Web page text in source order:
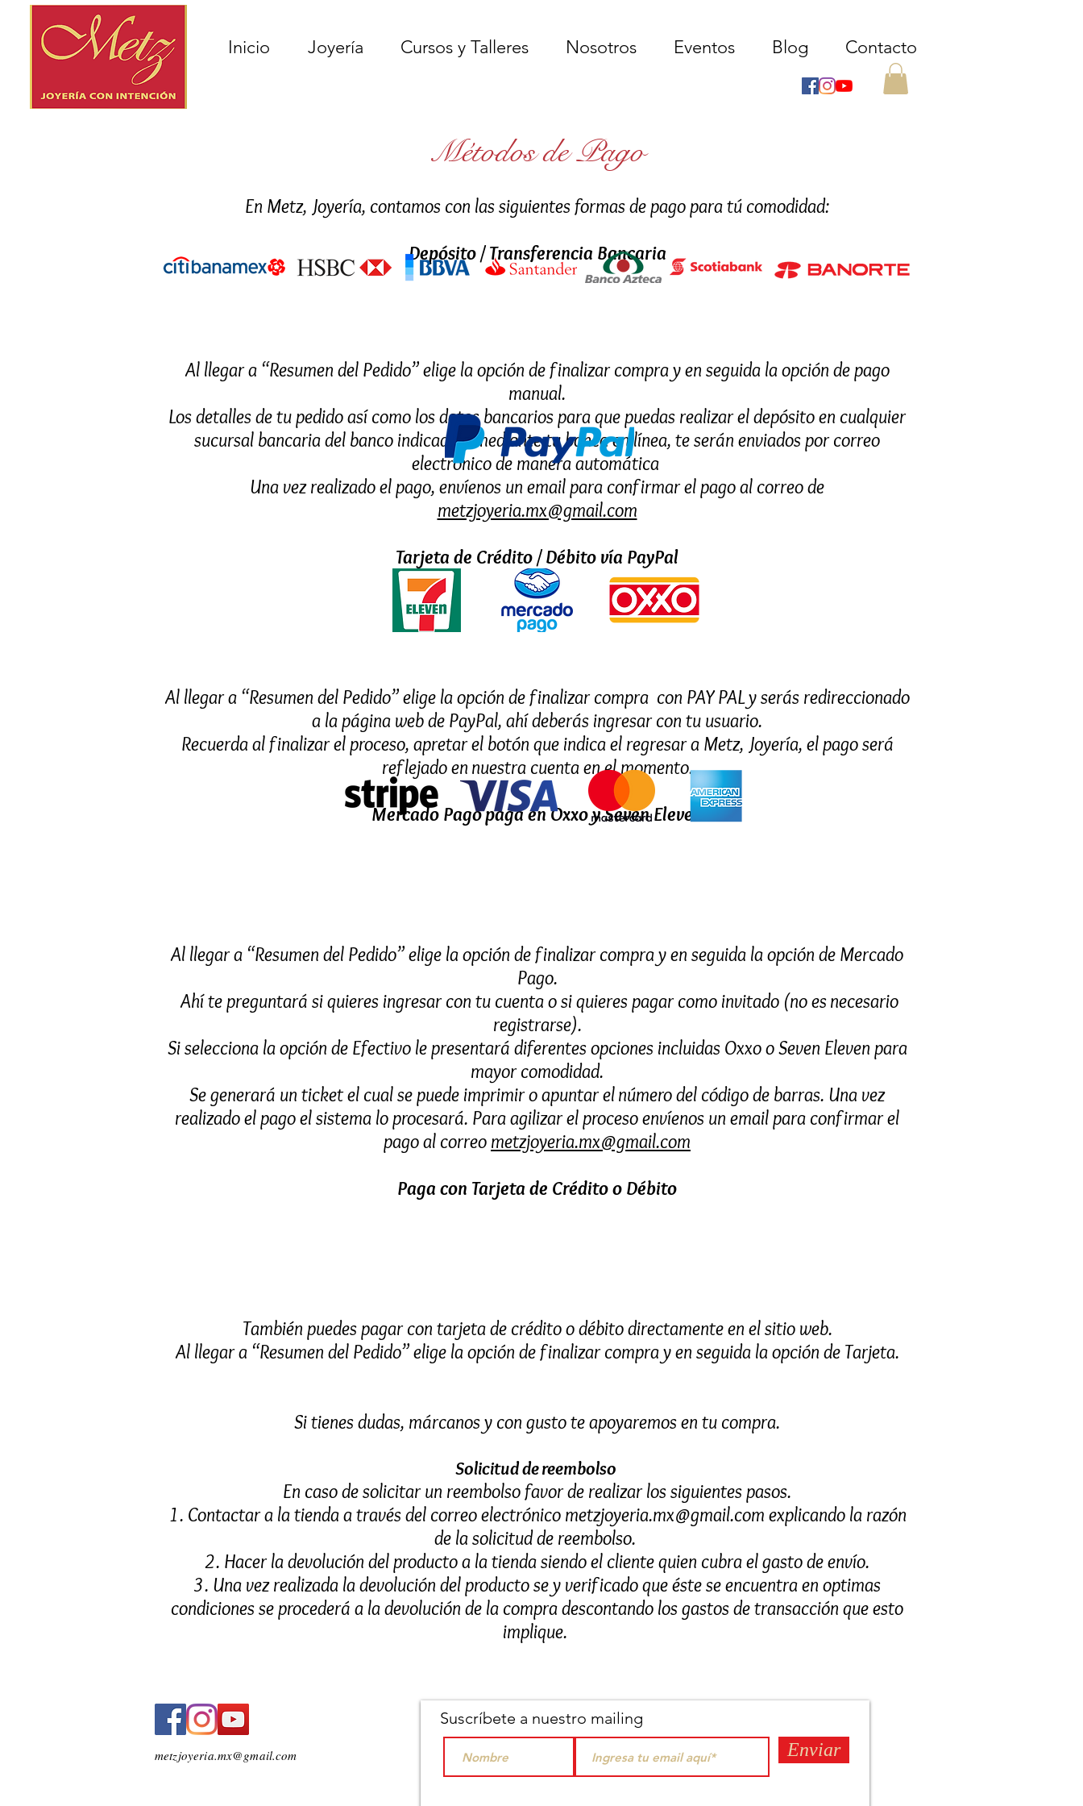
Inicio Joyería Cursos y Talleres Nosotros Eventos Blog Contacto
Métodos de Pago
En Metz, Joyería, contamos con las siguientes formas de pago para tú comodidad:
Depósito / Transferencia Bancaria
Al llegar a “Resumen del Pedido” elige la opción de finalizar compra y en seguida la opción de pago
manual.
Los detalles de tu pedido así como los datos bancarios para que puedas realizar el depósito en cualquier
sucursal bancaria del banco indicado o mediante tu banca en línea, te serán enviados por correo
electrónico de manera automática
Una vez realizado el pago, envíenos un email para confirmar el pago al correo de
metzjoyeria.mx@gmail.com
Tarjeta de Crédito / Débito vía PayPal
Al llegar a “Resumen del Pedido” elige la opción de finalizar compra con PAY PAL y serás redireccionado
a la página web de PayPal, ahí deberás ingresar con tu usuario.
Recuerda al finalizar el proceso, apretar el botón que indica el regresar a Metz, Joyería, el pago será
reflejado en nuestra cuenta en el momento.
Mercado Pago paga en Oxxo y Seven Eleven
Al llegar a “Resumen del Pedido” elige la opción de finalizar compra y en seguida la opción de Mercado
Pago.
Ahí te preguntará si quieres ingresar con tu cuenta o si quieres pagar como invitado (no es necesario
registrarse).
Si selecciona la opción de Efectivo le presentará diferentes opciones incluidas Oxxo o Seven Eleven para
mayor comodidad.
Se generará un ticket el cual se puede imprimir o apuntar el número del código de barras. Una vez
realizado el pago el sistema lo procesará. Para agilizar el proceso envíenos un email para confirmar el
pago al correo metzjoyeria.mx@gmail.com
Paga con Tarjeta de Crédito o Débito
También puedes pagar con tarjeta de crédito o débito directamente en el sitio web.
Al llegar a “Resumen del Pedido” elige la opción de finalizar compra y en seguida la opción de Tarjeta.
Si tienes dudas, márcanos y con gusto te apoyaremos en tu compra.
Solicitud de reembolso
En caso de solicitar un reembolso favor de realizar los siguientes pasos.
1. Contactar a la tienda a través del correo electrónico metzjoyeria.mx@gmail.com explicando la razón
de la solicitud de reembolso.
2. Hacer la devolución del producto a la tienda siendo el cliente quien cubra el gasto de envío.
3. Una vez realizada la devolución del producto se y verificado que éste se encuentra en optimas
condiciones se procederá a la devolución de la compra descontando los gastos de transacción que esto
implique.
metzjoyeria.mx@gmail.com
Suscríbete a nuestro mailing
Enviar